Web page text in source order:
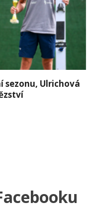
sezonu, Ulrichová